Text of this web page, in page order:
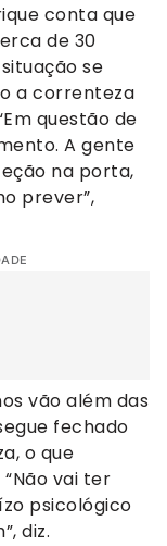
conta que
de 30
se
a correnteza
questão de
A gente
na porta,
prever”,
vão além das
fechado
o que
vai ter
psicológico
diz.